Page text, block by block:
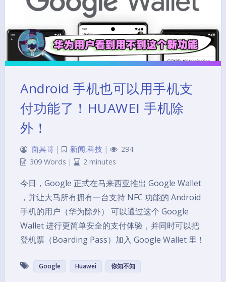
Android 手机也可以用手机支
付功能了！HUAWEI 手机除
外！
面具哥 | 新闻,科技 |
294
309 Words | 2 minutes
今日，Google 正式在马来西亚推出 Google Wallet
，并让大马所有拥有一台支持 NFC 功能的 Android
手机的用户（华为除外） 可以通过这个 Google
Wallet 进行更简单安全的支付体验，并同时可以把
登机票（Boarding Pass）加入 Google Wallet 里！
Google Huawei 你知不知